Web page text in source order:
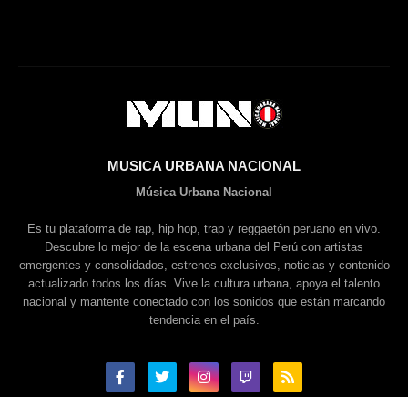
MUSICA URBANA NACIONAL
Música Urbana Nacional
Es tu plataforma de rap, hip hop, trap y reggaetón peruano en vivo.
Descubre lo mejor de la escena urbana del Perú con artistas
emergentes y consolidados, estrenos exclusivos, noticias y contenido
actualizado todos los días. Vive la cultura urbana, apoya el talento
nacional y mantente conectado con los sonidos que están marcando
tendencia en el país.